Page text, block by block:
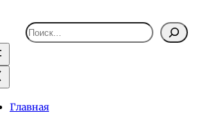
Поиск
Главная